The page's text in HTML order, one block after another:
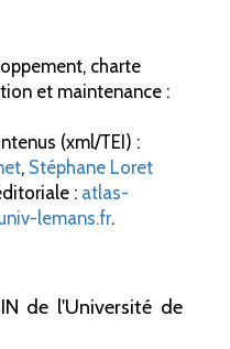
charte
et maintenance :
(xml/TEI) :
, Stéphane Loret
: atlas-
lemans.fr.
de l'Université de